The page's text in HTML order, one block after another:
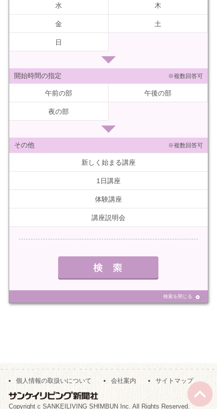
水 木
金 土
日
開始時間の指定 ※複数回答可
午前の部 午後の部
夜の部
その他 ※複数回答可
新しく始まる講座
1日講座
体験講座
講座説明会
検索を閉じる
個人情報の取扱いについて 会社案内 サイトマップ
Copyright c SANKEILIVING SHIMBUN Inc. All Rights Reserved.